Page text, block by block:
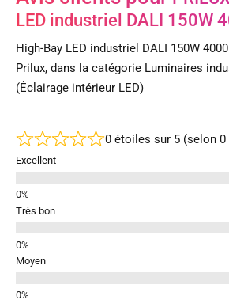
LED industriel DALI 150W
High-Bay LED industriel DALI 150W
Prilux, dans la catégorie Luminaires
(Éclairage intérieur LED)
0 étoiles sur 5 (selon 0
Excellent
Très bon
Moyen